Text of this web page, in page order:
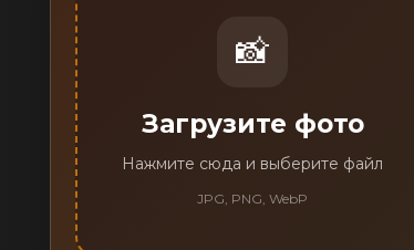
📸
Загрузите фото
Нажмите сюда и выберите файл
JPG, PNG, WebP